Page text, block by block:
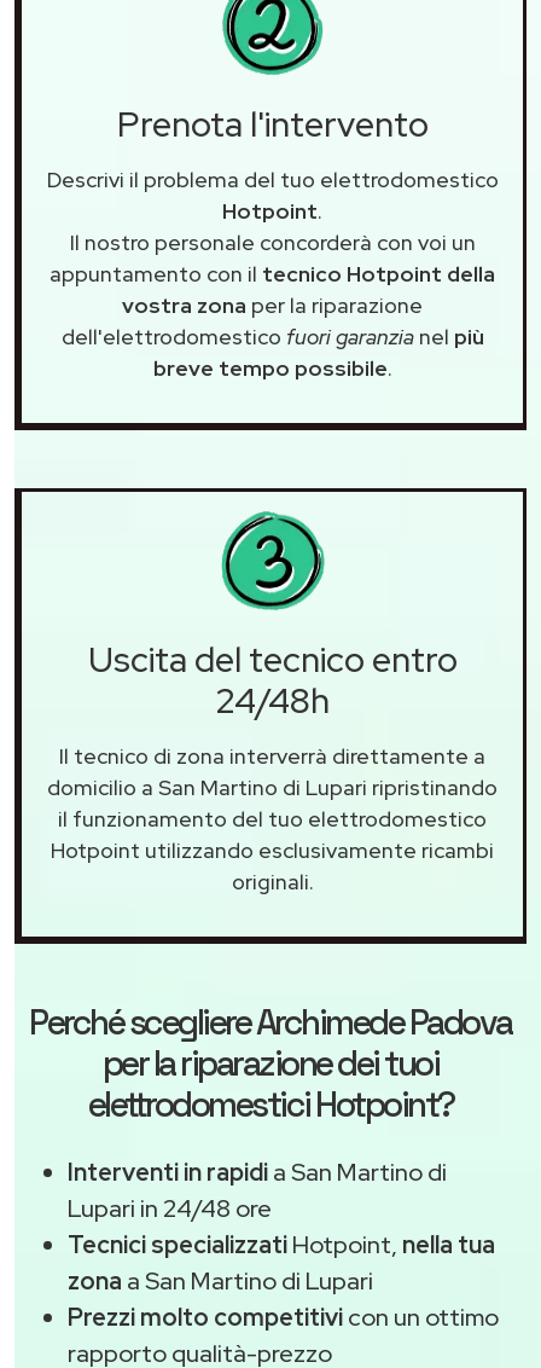
Prenota l'intervento
Descrivi il problema del tuo elettrodomestico
Hotpoint.
Il nostro personale concorderà con voi un
appuntamento con il tecnico Hotpoint della
vostra zona per la riparazione
dell'elettrodomestico fuori garanzianel più
breve tempo possibile.
Uscita del tecnico entro
24/48h
Il tecnico di zona interverrà direttamente a
domicilio a San Martino di Lupari ripristinando
il funzionamento del tuo elettrodomestico
Hotpoint utilizzando esclusivamente ricambi
originali.
Perché scegliereArchimede Padova
per la riparazione dei tuoi
elettrodomestici Hotpoint?
Interventi in rapidia San Martino di
Lupari in 24/48 ore
Tecnici specializzatiHotpoint, nella tua
zona a San Martino di Lupari
Prezzi molto competitivicon un ottimo
rapporto qualità-prezzo